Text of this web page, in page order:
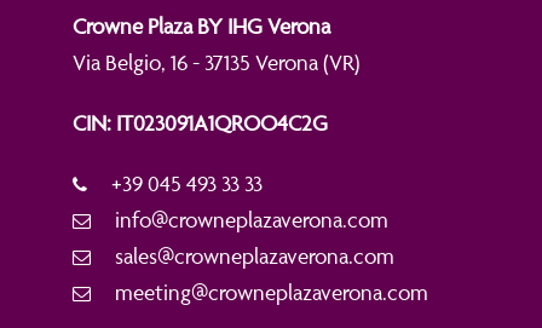
Crowne Plaza BY IHG Verona
Via Belgio, 16 - 37135 Verona (VR)
CIN: IT023091A1QROO4C2G
+39 045 493 33 33
info@crowneplazaverona.com
sales@crowneplazaverona.com
meeting@crowneplazaverona.com